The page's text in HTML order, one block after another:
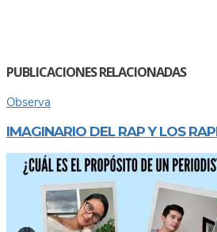
PUBLICACIONES RELACIONADAS
Observa
IMAGINARIO DEL RAP Y LOS